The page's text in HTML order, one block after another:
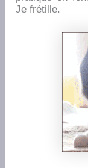
Je frétille.